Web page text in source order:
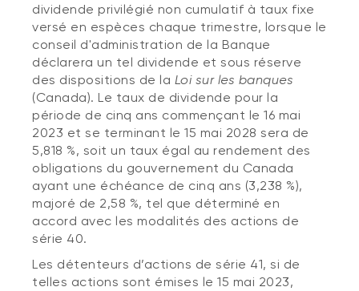
dividende privilégié non cumulatif à taux fixe
versé en espèces chaque trimestre, lorsque le
conseil d'administration de la Banque
déclarera un tel dividende et sous réserve
des dispositions de la Loi sur les banques
(Canada). Le taux de dividende pour la
période de cinq ans commençant le 16 mai
2023 et se terminant le 15 mai 2028 sera de
5,818 %, soit un taux égal au rendement des
obligations du gouvernement du Canada
ayant une échéance de cinq ans (3,238 %),
majoré de 2,58 %, tel que déterminé en
accord avec les modalités des actions de
série 40.
Les détenteurs d’actions de série 41, si de
telles actions sont émises le 15 mai 2023,